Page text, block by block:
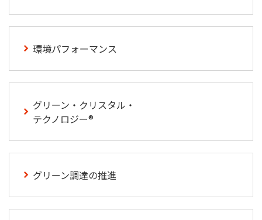
環境パフォーマンス
グリーン・クリスタル・
テクノロジー®
グリーン調達の推進